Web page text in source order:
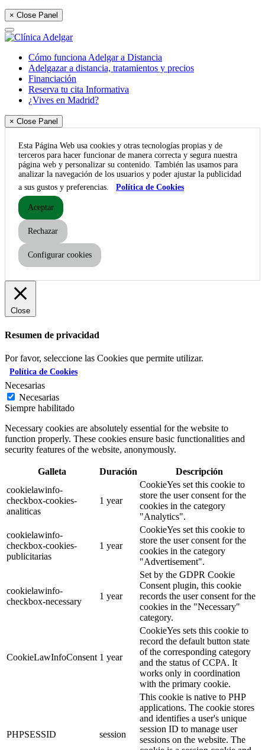
× Close Panel
Cómo funciona Adelgar a Distancia
Adelgazar a distancia, tratamientos y precios
Financiación
Reserva tu cita Informativa
¿Vives en Madrid?
× Close Panel
Esta Página Web usa cookies y otras tecnologías propias y de
terceros para hacer funcionar de manera correcta y segura nuestra
página web y personalizar su contenido. También las usamos para
analizar la navegación de los usuarios y poder ajustar la publicidad
a sus gustos y preferencias.
Política de Cookies
Aceptar
Rechazar
Configurar cookies
Close
Resumen de privacidad
Por favor, seleccione las Cookies que permite utilizar.
Política de Cookies
Necesarias
Necesarias
Siempre habilitado
Necessary cookies are absolutely essential for the website to
function properly. These cookies ensure basic functionalities and
security features of the website, anonymously.
Galleta Duración
Descripción
cookielawinfo-
checkbox-cookies-
analiticas
1 year
CookieYes set this cookie to
store the user consent for the
cookies in the category
"Analytics".
cookielawinfo-
checkbox-cookies-
publicitarias
1 year
CookieYes set this cookie to
store the user consent for the
cookies in the category
"Advertisement".
cookielawinfo-
checkbox-necessary
1 year
Set by the GDPR Cookie
Consent plugin, this cookie
records the user consent for the
cookies in the "Necessary"
category.
CookieLawInfoConsent 1 year
CookieYes sets this cookie to
record the default button state
of the corresponding category
and the status of CCPA. It
works only in coordination
with the primary cookie.
PHPSESSID session
This cookie is native to PHP
applications. The cookie stores
and identifies a user's unique
session ID to manage user
sessions on the website. The